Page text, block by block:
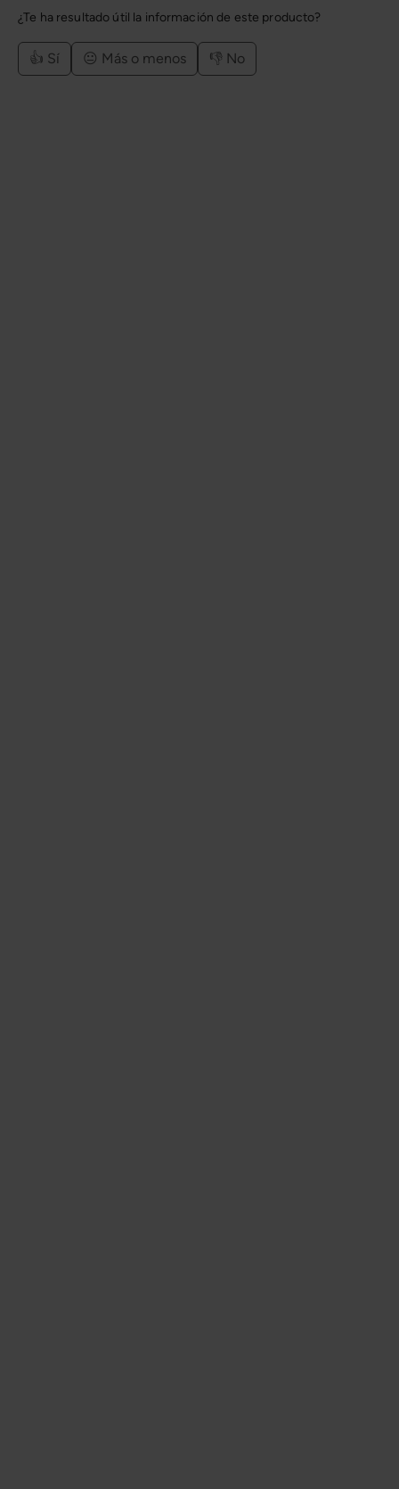
¿Te ha resultado útil la información de este producto?
👍 Sí 😐 Más o menos 👎 No